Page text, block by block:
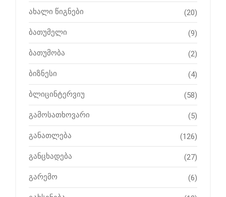
ახალი წიგნები (20)
ბათუმელი (9)
ბათუმობა (2)
ბიზნესი (4)
ბლიცინტერვიუ (58)
გამოსათხოვარი (5)
განათლება (126)
განცხადება (27)
გარემო (6)